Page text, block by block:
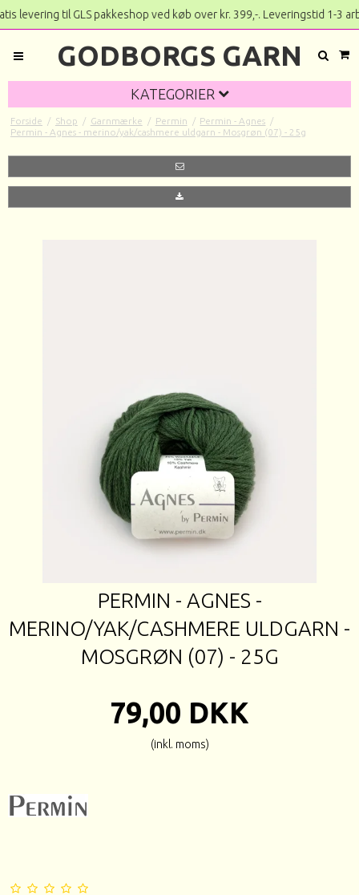
levering til GLS pakkeshop ved køb over kr. 399,-.
GODBORGS GARN
KATEGORIER
Forside / Shop / Garnmærke / Permin / Permin - Agnes /
Permin - Agnes - merino/yak/cashmere uldgarn - Mosgrøn (07) - 25g
PERMIN - AGNES -
MERINO/YAK/CASHMERE ULDGARN -
MOSGRØN (07) - 25G
79,00 DKK
(inkl. moms)